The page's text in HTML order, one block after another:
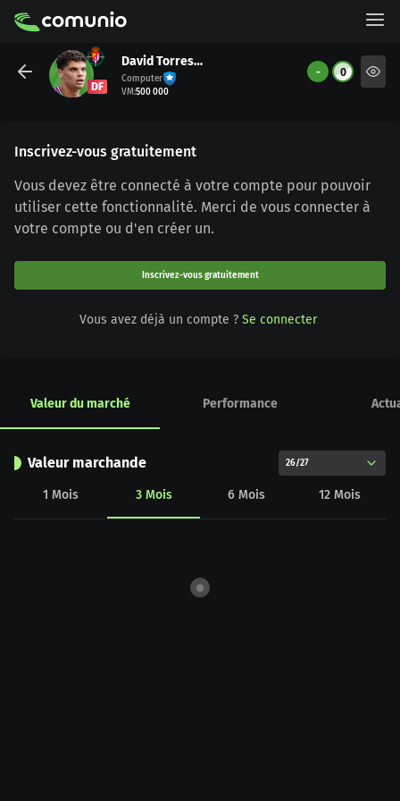
DF
David Torres Ortiz
Computer
VM:500 000
- 0
Inscrivez-vous gratuitement
Vous devez être connecté à votre compte pour pouvoir
utiliser cette fonctionnalité. Merci de vous connecter à
votre compte ou d'en créer un.
Inscrivez-vous gratuitement
Vous avez déjà un compte ? Se connecter
Valeur du marché Performance
Valeur marchande 26/27
1 Mois 3 Mois 6 Mois 12 Mois